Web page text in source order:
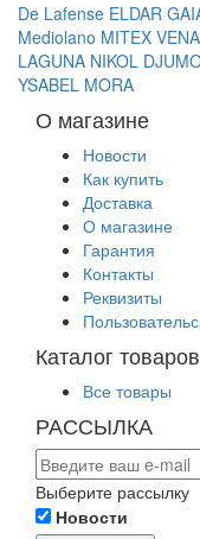
De Lafense ELDAR
Mediolano MITEX VENA
LAGUNA NIKOL
YSABEL MORA
О магазине
Новости
Как купить
Доставка
О магазине
Гарантия
Контакты
Реквизиты
Каталог товаров
Все товары
РАССЫЛКА
Выберите рассылку
Новости